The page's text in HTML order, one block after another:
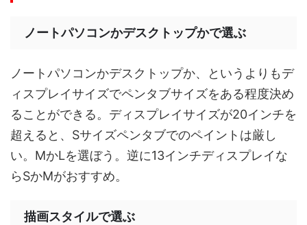
ノートパソコンかデスクトップかで選ぶ
ノートパソコンかデスクトップか、というよりもデ
ィスプレイサイズでペンタブサイズをある程度決め
ることができる。ディスプレイサイズが20インチを
超えると、Sサイズペンタブでのペイントは厳し
い。MかLを選ぼう。逆に13インチディスプレイな
らSかMがおすすめ。
描画スタイルで選ぶ